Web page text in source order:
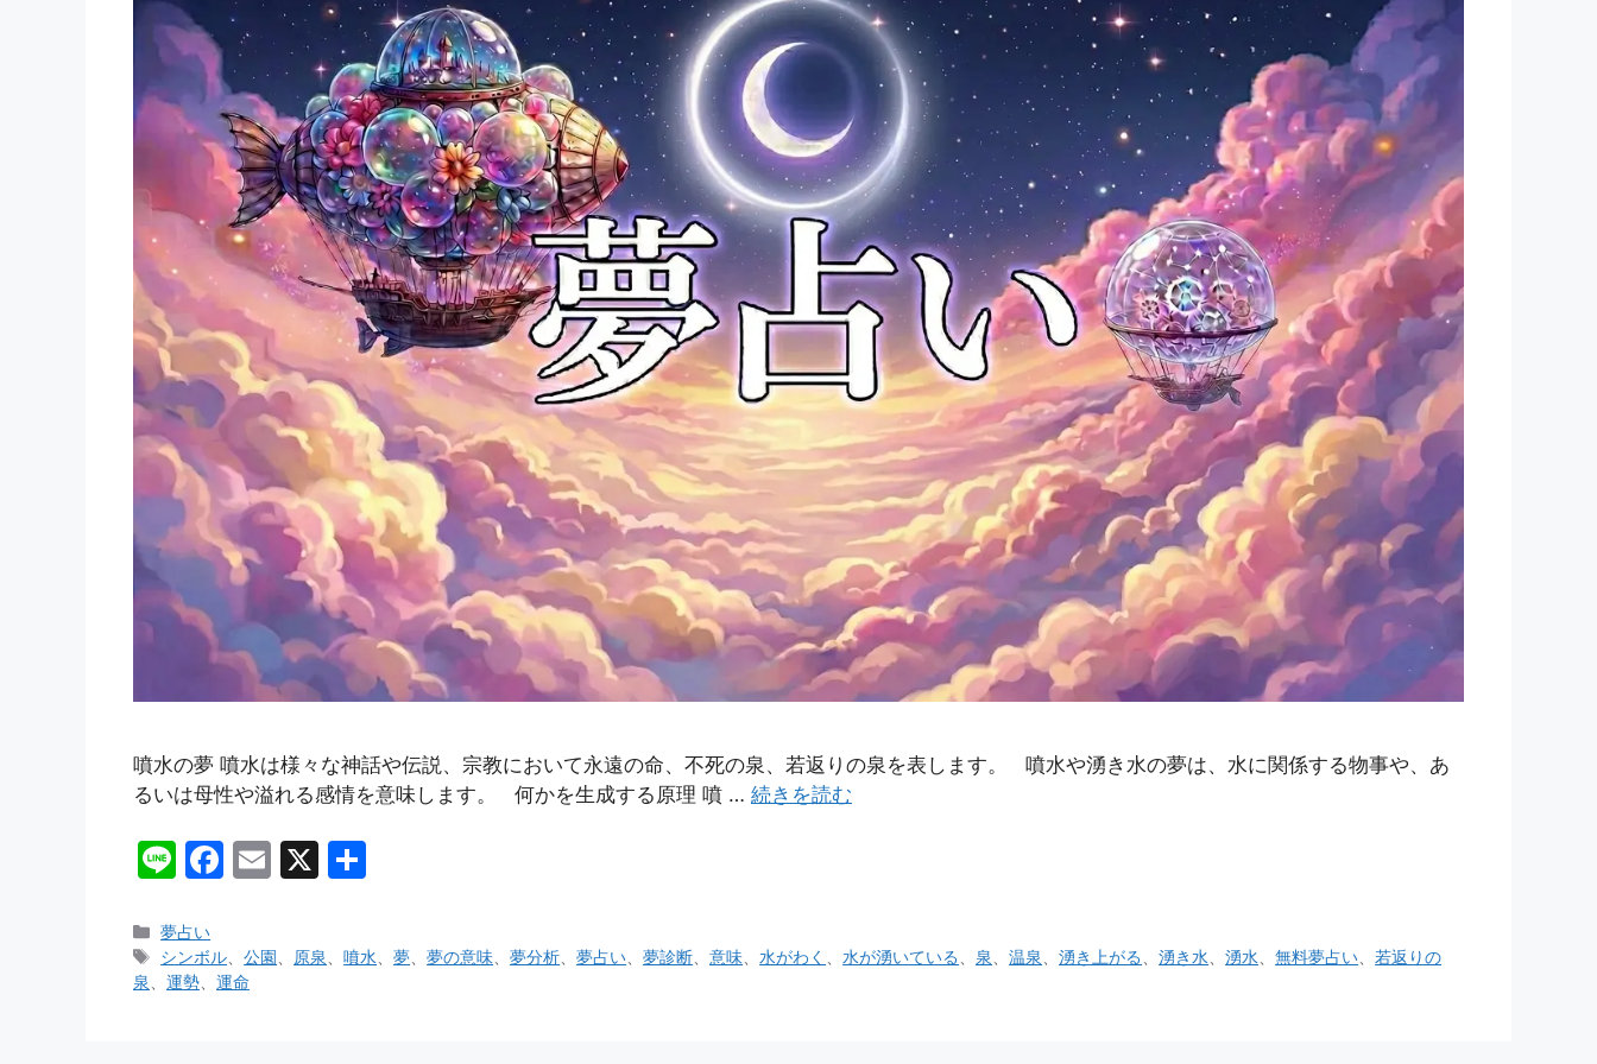
噴水の夢 噴水は様々な神話や伝説、宗教において永遠の命、不死の泉、若返りの泉を表します。 噴水や湧き水の夢は、水に関係する物事や、あ
るいは母性や溢れる感情を意味します。 何かを生成する原理 噴 … 続きを読む
Li
e
F
e
E
l
X
カ
テ
ゴ
夢占い
タ
グ
シンボル 、公園 原泉 、噴水 、夢 、夢の意味 、夢分析 、夢占い 、夢診断 、意味 、水がわく 、水が湧いている 泉 、温泉 、湧き上がる 、湧き水 、湧水 、無料夢占い 、若返りの
泉
運勢 運命